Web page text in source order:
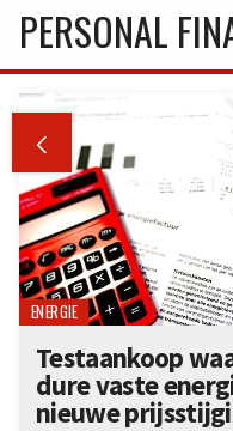
PERSONAL

ENERGIE
Testaankoop
dure vaste
nieuwe